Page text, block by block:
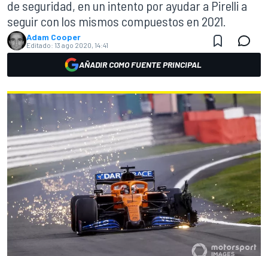
de seguridad, en un intento por ayudar a Pirelli a
seguir con los mismos compuestos en 2021.
Adam Cooper
Editado: 13 ago 2020, 14:41
AÑADIR COMO FUENTE PRINCIPAL